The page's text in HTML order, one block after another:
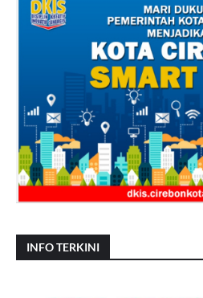
INFO TERKINI